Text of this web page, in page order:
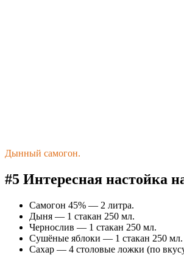
Дынный самогон.
#5 Интересная настойка
Самогон 45% — 2 литра.
Дыня — 1 стакан 250 мл.
Чернослив — 1 стакан 250 мл.
Сушёные яблоки — 1 стакан 250 мл.
Сахар — 4 столовые ложки (по